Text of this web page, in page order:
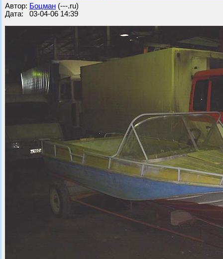
Автор: Бoцман (---.ru)
Дата: 03-04-06 14:39